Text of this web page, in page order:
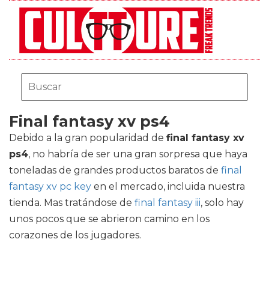
Final fantasy xv ps4
Debido a la gran popularidad de final fantasy xv
ps4, no habría de ser una gran sorpresa que haya
toneladas de grandes productos baratos de final
fantasy xv pc key en el mercado, incluida nuestra
tienda. Mas tratándose de final fantasy iii, solo hay
unos pocos que se abrieron camino en los
corazones de los jugadores.